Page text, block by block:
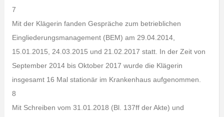
7
Mit der Klägerin fanden Gespräche zum betrieblichen
Eingliederungsmanagement (BEM) am 29.04.2014,
15.01.2015, 24.03.2015 und 21.02.2017 statt. In der Zeit von
September 2014 bis Oktober 2017 wurde die Klägerin
insgesamt 16 Mal stationär im Krankenhaus aufgenommen.
8
Mit Schreiben vom 31.01.2018 (Bl. 137ff der Akte) und